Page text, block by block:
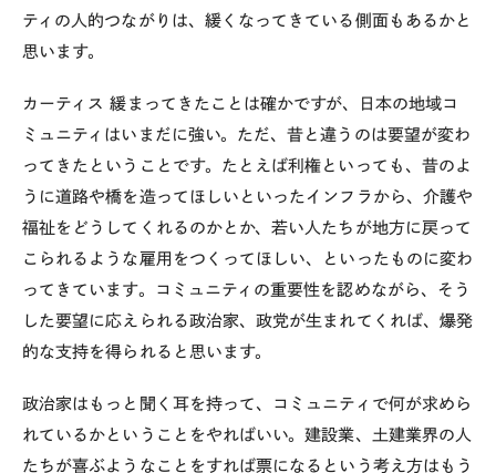
ティの人的つながりは、緩くなってきている側面もあるかと
思います。
カーティス緩まってきたことは確かですが、日本の地域コ
ミュニティはいまだに強い。ただ、昔と違うのは要望が変わ
ってきたということです。たとえば利権といっても、昔のよ
うに道路や橋を造ってほしいといったインフラから、介護や
福祉をどうしてくれるのかとか、若い人たちが地方に戻って
こられるような雇用をつくってほしい、といったものに変わ
ってきています。コミュニティの重要性を認めながら、そう
した要望に応えられる政治家、政党が生まれてくれば、爆発
的な支持を得られると思います。
政治家はもっと聞く耳を持って、コミュニティで何が求めら
れているかということをやればいい。建設業、土建業界の人
たちが喜ぶようなことをすれば票になるという考え方はもう